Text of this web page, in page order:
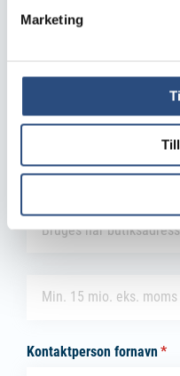
Marketing
Kaede*
(påkrævet)
MENY
Min Købmand
Årlig omsætning ex.
Butikkens adresse
Kontaktperson fornavn*